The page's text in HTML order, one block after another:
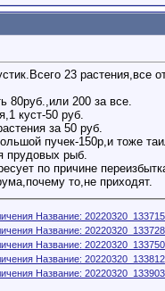
23 растения,все
80руб.,или 200 за все.
куст-50 руб.
за 50 руб.
пучек-150р,и тоже
прудовых рыб.
по причине
то,не приходят.